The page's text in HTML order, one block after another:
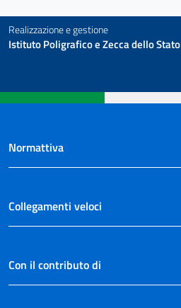
Realizzazione e gestione
Istituto Poligrafico e Zecca dello Stato
Normattiva
Collegamenti veloci
Con il contributo di